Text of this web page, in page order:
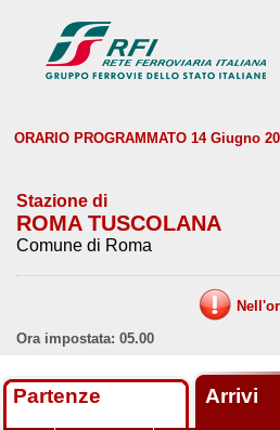
ORARIO PROGRAMMATO 14 Giugno
Stazione di
ROMA TUSCOLANA
Comune di Roma
Ora impostata: 05.00
Partenze Arrivi